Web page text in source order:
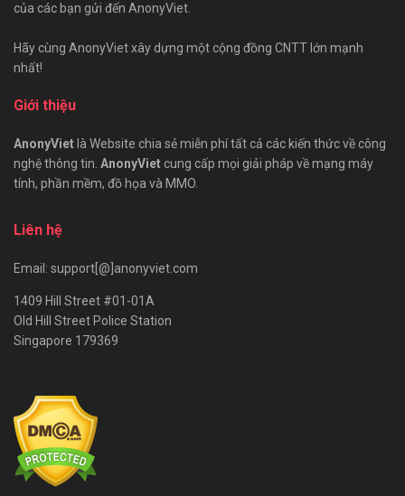
của các bạn gửi đến AnonyViet.
Hãy cùng AnonyViet xây dựng một cộng đồng CNTT lớn mạnh
nhất!
Giới thiệu
AnonyViet là Website chia sẻ miễn phí tất cả các kiến thức về công
nghệ thông tin. AnonyViet cung cấp mọi giải pháp về mạng máy
tính, phần mềm, đồ họa và MMO.
Liên hệ
Email: support[@]anonyviet.com
1409 Hill Street #01-01A
Old Hill Street Police Station
Singapore 179369